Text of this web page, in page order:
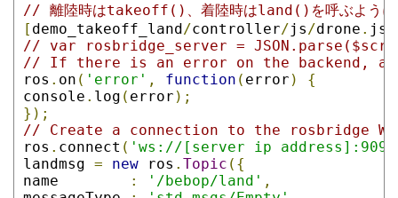
// 離陸時はtakeoff()、着陸時はland()を呼ぶように
[ demo_takeoff_land/controller/js/drone . js
// var rosbridge_server =
// If there is an error on the backend,
ros . on ( 'error' , function ( error )
{
console . log ( error );
});
// Create a connection to the rosbridge
ros . connect ( 'ws://[server ip
landmsg = new ros . Topic ({
name
: '/bebop/land' ,